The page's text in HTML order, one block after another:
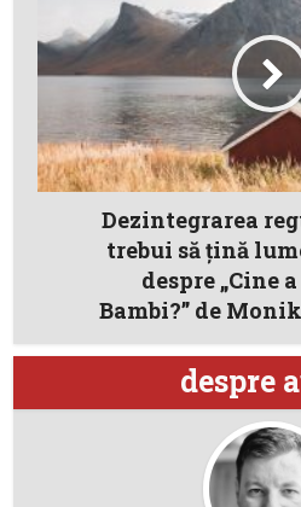
Dezintegrarea
trebui să ţină
despre „Cine
Bambi?” de
despre